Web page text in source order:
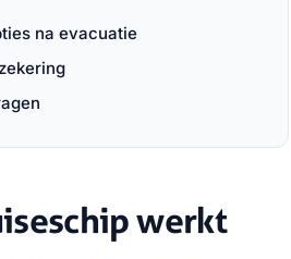
na evacuatie
werkt